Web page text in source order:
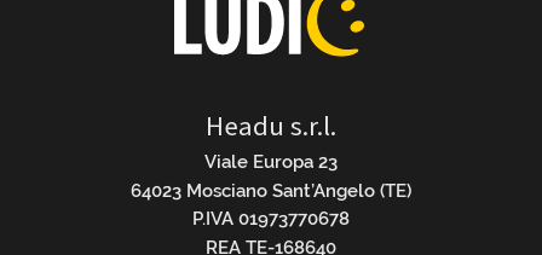
Headu s.r.l.
Viale Europa 23
64023 Mosciano Sant’Angelo (TE)
P.IVA 01973770678
REA TE-168640